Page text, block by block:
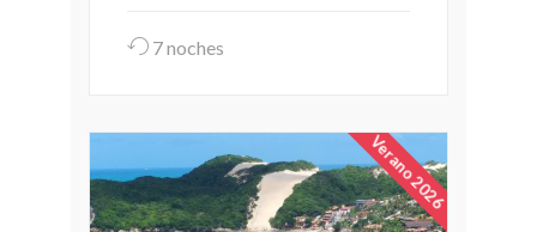
7 noches
Verano 2026